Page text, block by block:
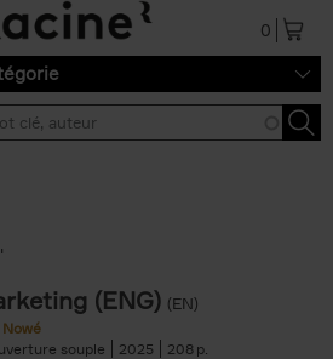
0
(ENG) (EN)
souple
2025 208